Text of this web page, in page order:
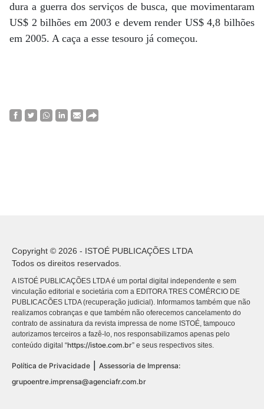
dura a guerra dos serviços de busca, que movimentaram
US$ 2 bilhões em 2003 e devem render US$ 4,8 bilhões
em 2005. A caça a esse tesouro já começou.
Copyright © 2026 - ISTOÉ PUBLICAÇÕES LTDA
Todos os direitos reservados.
A ISTOÉ PUBLICAÇÕES LTDA é um portal digital independente e sem
vinculação editorial e societária com a EDITORA TRES COMÉRCIO DE
PUBLICACÕES LTDA (recuperação judicial). Informamos também que não
realizamos cobranças e que também não oferecemos cancelamento do
contrato de assinatura da revista impressa de nome ISTOÉ, tampouco
autorizamos terceiros a fazê-lo, nos responsabilizamos apenas pelo
conteúdo digital “https://istoe.com.br” e seus respectivos sites.
Política de Privacidade
Assessoria de Imprensa:
grupoentre.imprensa@agenciafr.com.br